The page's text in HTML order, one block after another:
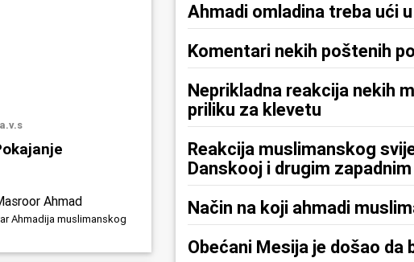
Ahmad
Ahmadija muslimanskog
Ahmadi omladina treba ući
Komentari nekih poštenih
Neprikladna reakcija nekih
priliku za klevetu
Reakcija muslimanskog
Danskooj i drugim
Način na koji ahmadi
Obećani Mesija je došao da